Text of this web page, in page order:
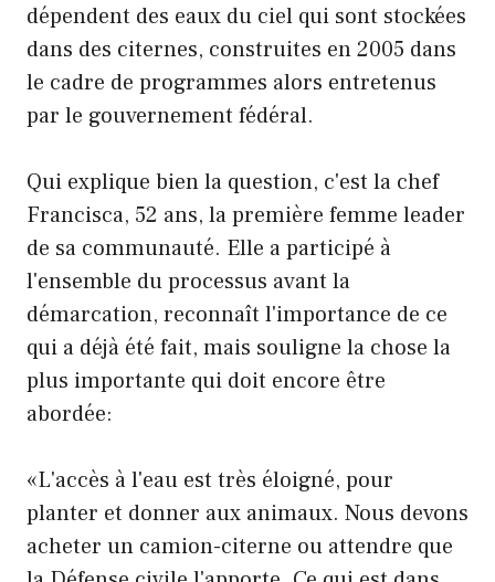
dépendent des eaux du ciel qui sont stockées
dans des citernes, construites en 2005 dans
le cadre de programmes alors entretenus
par le gouvernement fédéral.
Qui explique bien la question, c'est la chef
Francisca, 52 ans, la première femme leader
de sa communauté. Elle a participé à
l'ensemble du processus avant la
démarcation, reconnaît l'importance de ce
qui a déjà été fait, mais souligne la chose la
plus importante qui doit encore être
abordée:
«L'accès à l'eau est très éloigné, pour
planter et donner aux animaux. Nous devons
acheter un camion-citerne ou attendre que